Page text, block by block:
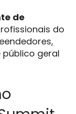
de
do
público geral